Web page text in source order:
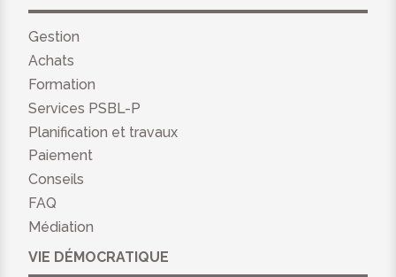
Gestion
Achats
Formation
Services PSBL-P
Planification et travaux
Paiement
Conseils
FAQ
Médiation
VIE DÉMOCRATIQUE